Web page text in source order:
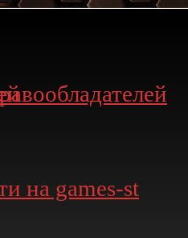
на games-st